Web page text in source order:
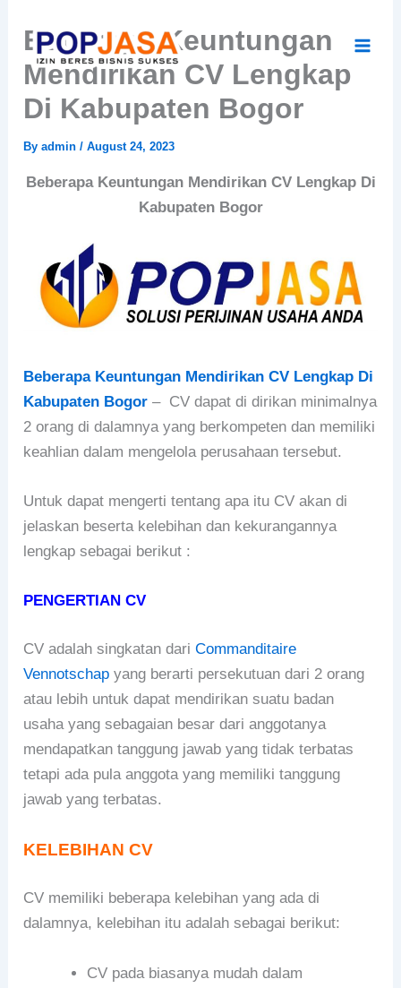
content
Beberapa Keuntungan
Mendirikan CV Lengkap
Di Kabupaten Bogor
Byadmin/August 24, 2023
Beberapa Keuntungan Mendirikan CV Lengkap Di
Kabupaten Bogor
Beberapa Keuntungan Mendirikan CV Lengkap Di
Kabupaten Bogor – CV dapat di dirikan minimalnya
2 orang di dalamnya yang berkompeten dan memiliki
keahlian dalam mengelola perusahaan tersebut.
Untuk dapat mengerti tentang apa itu CV akan di
jelaskan beserta kelebihan dan kekurangannya
lengkap sebagai berikut :
PENGERTIAN CV
CV adalah singkatan dariCommanditaire
Vennotschap yang berarti persekutuan dari 2 orang
atau lebih untuk dapat mendirikan suatu badan
usaha yang sebagaian besar dari anggotanya
mendapatkan tanggung jawab yang tidak terbatas
tetapi ada pula anggota yang memiliki tanggung
jawab yang terbatas.
KELEBIHAN CV
CV memiliki beberapa kelebihan yang ada di
dalamnya, kelebihan itu adalah sebagai berikut:
CV pada biasanya mudah dalam